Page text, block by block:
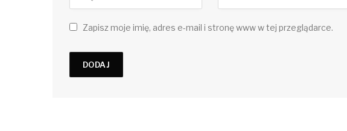
Zapisz moje imię, adres e-mail i stronę www w tej przeglądarce.